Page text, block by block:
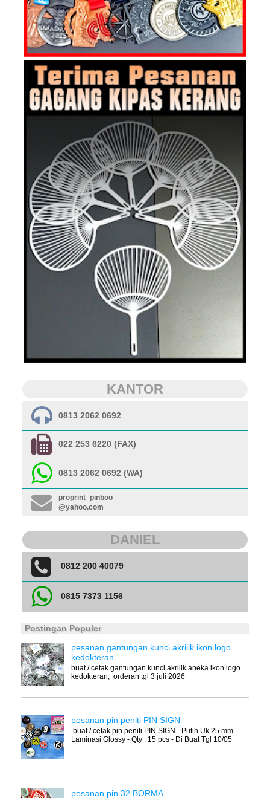
KANTOR
0813 2062 0692
022 253 6220 (FAX)
0813 2062 0692 (WA)
proprint_pinboo
@yahoo.com
DANIEL
0812 200 40079
0815 7373 1156
Postingan Populer
pesanan gantungan kunci akrilik ikon logo
kedokteran
buat / cetak gantungan kunci akrilik aneka ikon logo
kedokteran, orderan tgl 3 juli 2026
pesanan pin peniti PIN SIGN
buat / cetak pin peniti PIN SIGN - Putih Uk 25 mm -
Laminasi Glossy - Qty : 15 pcs - Di Buat Tgl 10/05
pesanan pin 32 BORMA